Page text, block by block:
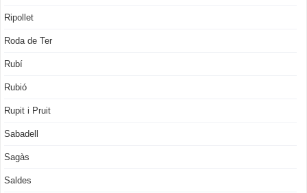
Ripollet
Roda de Ter
Rubí
Rubió
Rupit i Pruit
Sabadell
Sagàs
Saldes